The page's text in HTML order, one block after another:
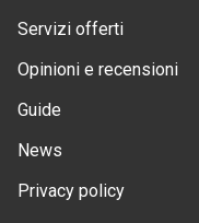
Servizi offerti
Opinioni e recensioni
Guide
News
Privacy policy